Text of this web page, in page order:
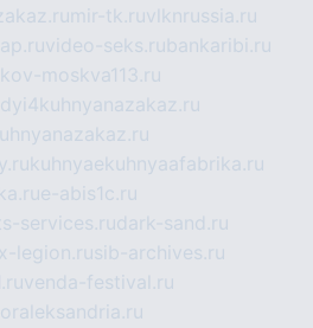
mir-tk.ruvlknrussia.ru
video-seks.rubankaribi.ru
moskva113.ru
kuhnyaekuhnyaafabrika.ru
e-abis1c.ru
services.rudark-sand.ru
x-legion.rusib-archives.ru
venda-festival.ru